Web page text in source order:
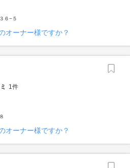
６−５
オーナー様ですか？
1件
オーナー様ですか？